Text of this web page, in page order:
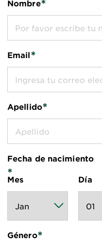
Nombre*
Email*
Apellido*
Fecha de nacimiento
*
Mes Día
Género*